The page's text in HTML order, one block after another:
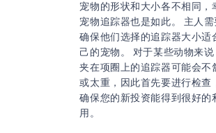
宠物的形状和大小各不相同，
宠物追踪器也是如此。 主人需
确保他们选择的追踪器大小适
己的宠物。 对于某些动物来说
夹在项圈上的追踪器可能会不
或太重，因此首先要进行检查
确保您的新投资能得到很好的
用。